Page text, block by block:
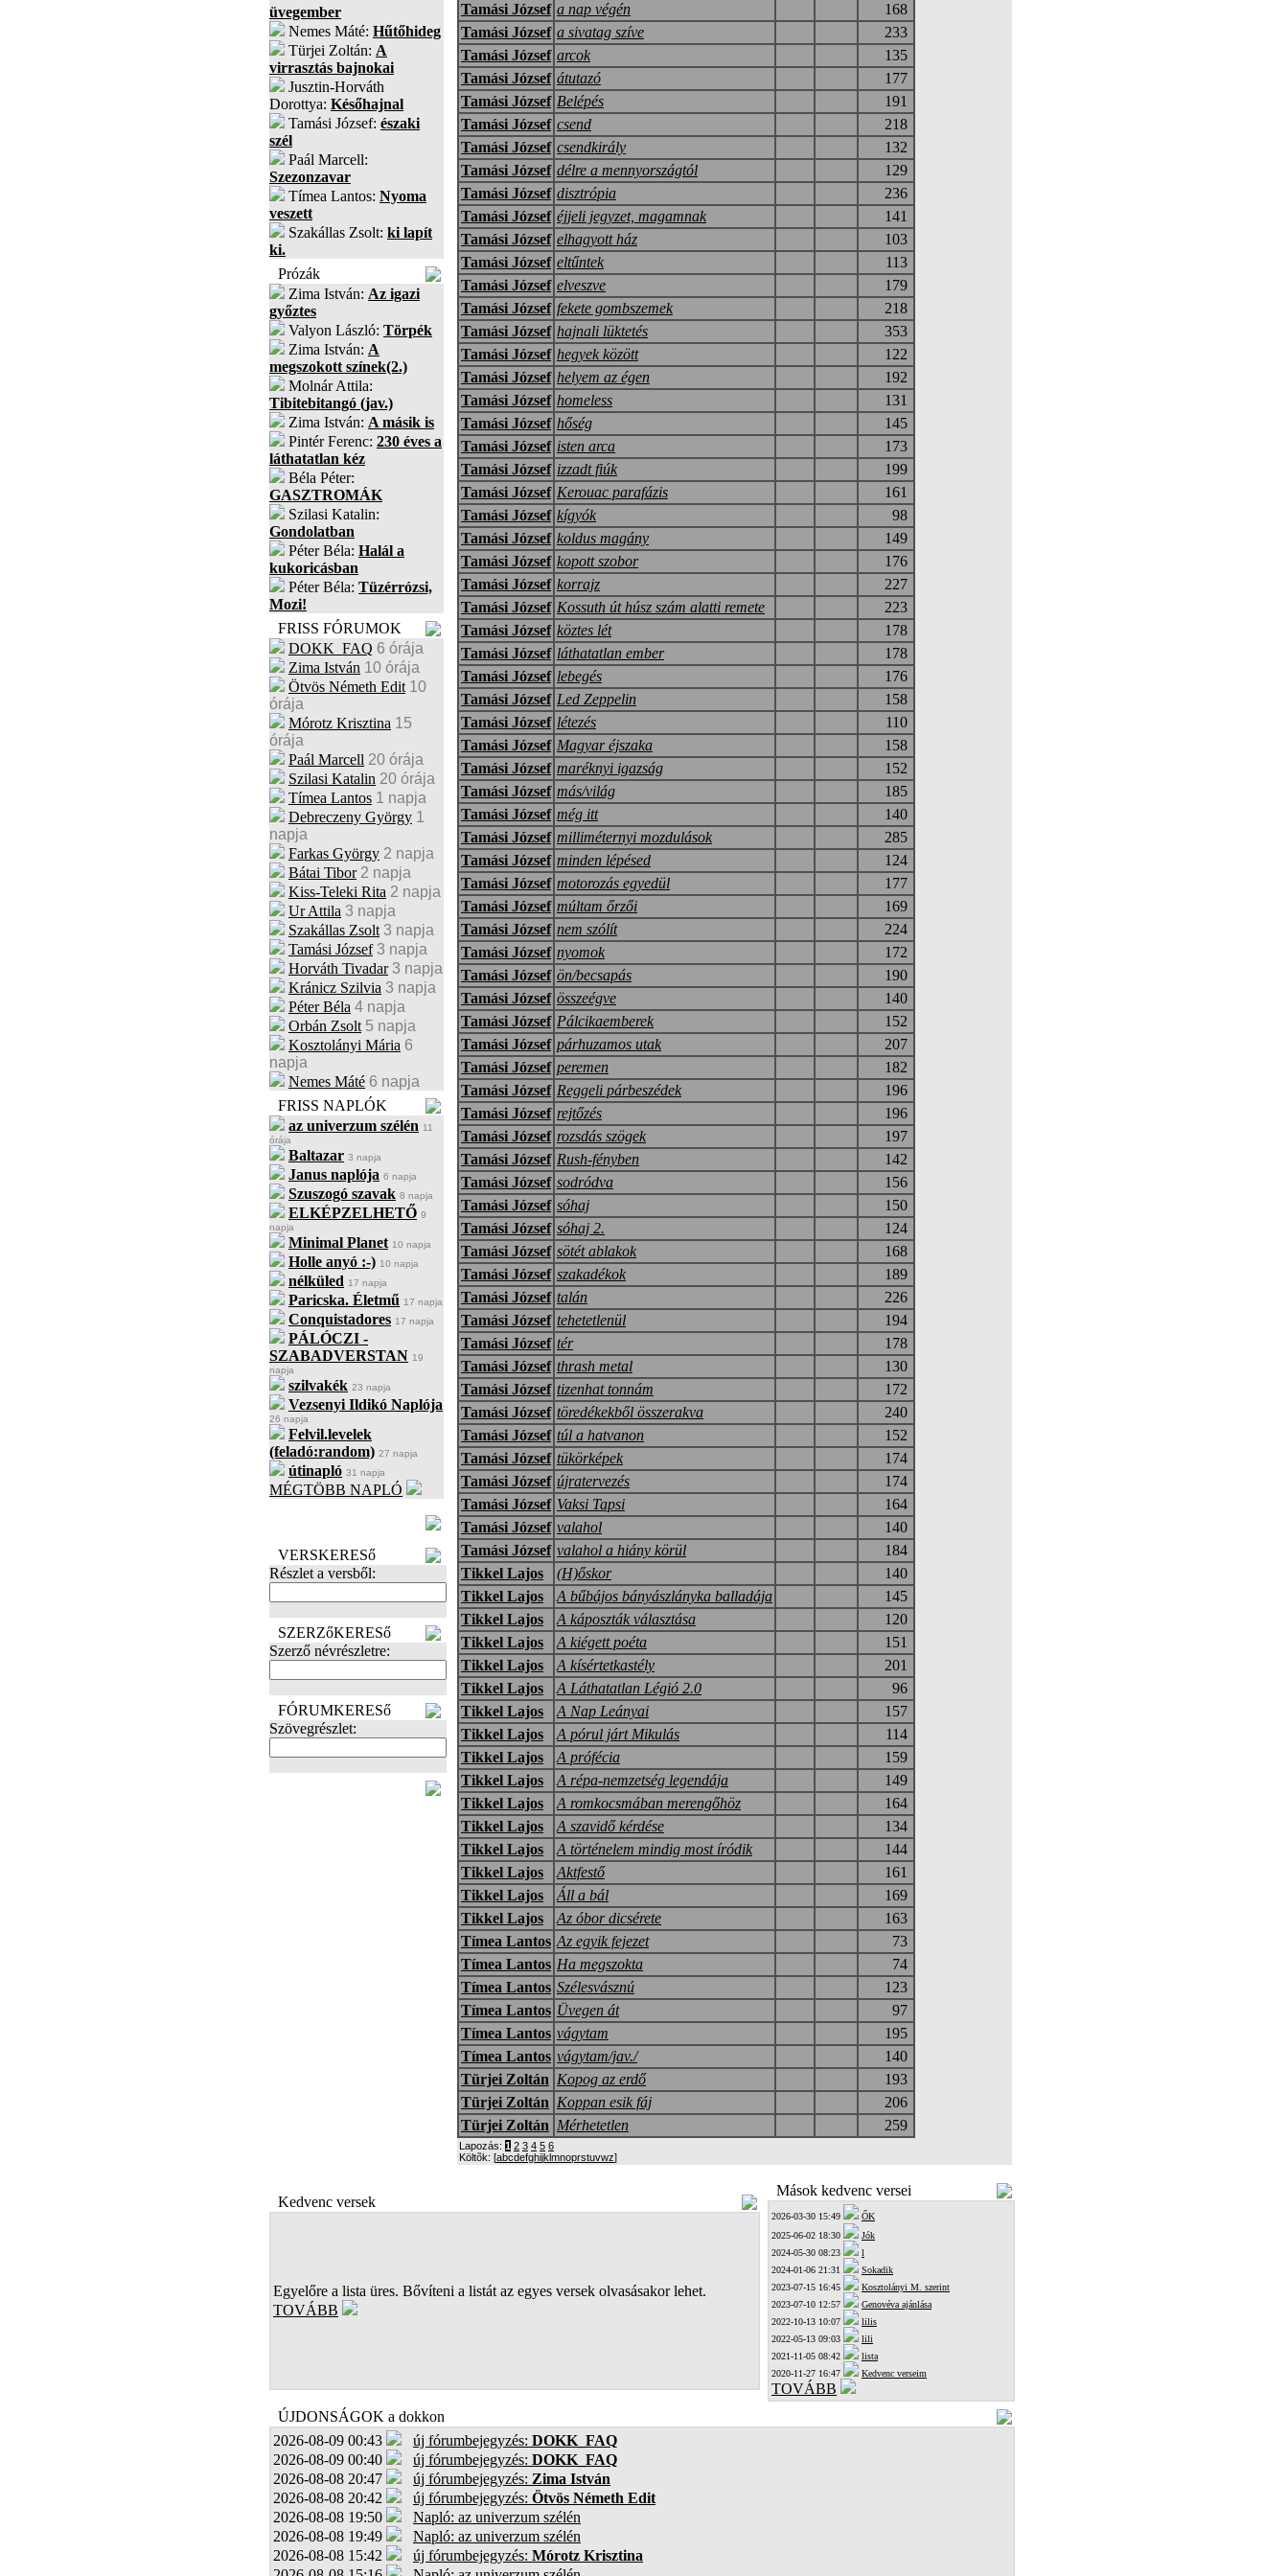
üvegember
Nemes Máté: Hűtőhideg
Türjei Zoltán: A
virrasztás bajnokai
Jusztin-Horváth
Dorottya: Későhajnal
Tamási József: északi
szél
Paál Marcell:
Szezonzavar
Tímea Lantos: Nyoma
veszett
Szakállas Zsolt: ki lapít
ki.
Prózák
Zima István: Az igazi
győztes
Valyon László: Törpék
Zima István: A
megszokott színek(2.)
Molnár Attila:
Tibitebitangó (jav.)
Zima István: A másik is
Pintér Ferenc: 230 éves a
láthatatlan kéz
Béla Péter:
GASZTROMÁK
Szilasi Katalin:
Gondolatban
Péter Béla: Halál a
kukoricásban
Péter Béla: Tüzérrózsi,
Mozi!
FRISS FÓRUMOK
DOKK_FAQ 6 órája
Zima István 10 órája
Ötvös Németh Edit 10
órája
Mórotz Krisztina 15
órája
Paál Marcell 20 órája
Szilasi Katalin 20 órája
Tímea Lantos 1 napja
Debreczeny György 1
napja
Farkas György 2 napja
Bátai Tibor 2 napja
Kiss-Teleki Rita 2 napja
Ur Attila 3 napja
Szakállas Zsolt 3 napja
Tamási József 3 napja
Horváth Tivadar 3 napja
Kránicz Szilvia 3 napja
Péter Béla 4 napja
Orbán Zsolt 5 napja
Kosztolányi Mária 6
napja
Nemes Máté 6 napja
FRISS NAPLÓK
az univerzum szélén 11
órája
Baltazar 3 napja
Janus naplója 6 napja
Szuszogó szavak 8 napja
ELKÉPZELHETŐ 9
napja
Minimal Planet 10 napja
Holle anyó :-) 10 napja
nélküled 17 napja
Paricska. Életmű 17 napja
Conquistadores 17 napja
PÁLÓCZI -
SZABADVERSTAN 19
napja
szilvakék 23 napja
Vezsenyi Ildikó Naplója
26 napja
Felvil.levelek
(feladó:random) 27 napja
útinapló 31 napja
MÉGTÖBB NAPLÓ
VERSKERESő
Részlet a versből:
SZERZőKERESő
Szerző névrészletre:
FÓRUMKERESő
Szövegrészlet:
Tamási József a nap végén
168
Tamási József a sivatag szíve
233
Tamási József arcok
135
Tamási József átutazó
177
Tamási József Belépés
191
Tamási József csend
218
Tamási József csendkirály
132
Tamási József délre a mennyországtól
129
Tamási József disztrópia
236
Tamási József éjjeli jegyzet, magamnak
141
Tamási József elhagyott ház
103
Tamási József eltűntek
113
Tamási József elveszve
179
Tamási József fekete gombszemek
218
Tamási József hajnali lüktetés
353
Tamási József hegyek között
122
Tamási József helyem az égen
192
Tamási József homeless
131
Tamási József hőség
145
Tamási József isten arca
173
Tamási József izzadt fiúk
199
Tamási József Kerouac parafázis
161
Tamási József kígyók
98
Tamási József koldus magány
149
Tamási József kopott szobor
176
Tamási József korrajz
227
Tamási József Kossuth út húsz szám alatti remete
223
Tamási József köztes lét
178
Tamási József láthatatlan ember
178
Tamási József lebegés
176
Tamási József Led Zeppelin
158
Tamási József létezés
110
Tamási József Magyar éjszaka
158
Tamási József maréknyi igazság
152
Tamási József más/világ
185
Tamási József még itt
140
Tamási József milliméternyi mozdulások
285
Tamási József minden lépésed
124
Tamási József motorozás egyedül
177
Tamási József múltam őrzői
169
Tamási József nem szólít
224
Tamási József nyomok
172
Tamási József ön/becsapás
190
Tamási József összeégve
140
Tamási József Pálcikaemberek
152
Tamási József párhuzamos utak
207
Tamási József peremen
182
Tamási József Reggeli párbeszédek
196
Tamási József rejtőzés
196
Tamási József rozsdás szögek
197
Tamási József Rush-fényben
142
Tamási József sodródva
156
Tamási József sóhaj
150
Tamási József sóhaj 2.
124
Tamási József sötét ablakok
168
Tamási József szakadékok
189
Tamási József talán
226
Tamási József tehetetlenül
194
Tamási József tér
178
Tamási József thrash metal
130
Tamási József tizenhat tonnám
172
Tamási József töredékekből összerakva
240
Tamási József túl a hatvanon
152
Tamási József tükörképek
174
Tamási József újratervezés
174
Tamási József Vaksi Tapsi
164
Tamási József valahol
140
Tamási József valahol a hiány körül
184
Tikkel Lajos
(H)őskor
140
Tikkel Lajos
A bűbájos bányászlányka balladája
145
Tikkel Lajos
A káposzták választása
120
Tikkel Lajos
A kiégett poéta
151
Tikkel Lajos
A kísértetkastély
201
Tikkel Lajos
A Láthatatlan Légió 2.0
96
Tikkel Lajos
A Nap Leányai
157
Tikkel Lajos
A pórul járt Mikulás
114
Tikkel Lajos
A prófécia
159
Tikkel Lajos
A répa-nemzetség legendája
149
Tikkel Lajos
A romkocsmában merengőhöz
164
Tikkel Lajos
A szavidő kérdése
134
Tikkel Lajos
A történelem mindig most íródik
144
Tikkel Lajos
Aktfestő
161
Tikkel Lajos
Áll a bál
169
Tikkel Lajos
Az óbor dicsérete
163
Tímea Lantos Az egyik fejezet
73
Tímea Lantos Ha megszokta
74
Tímea Lantos Szélesvásznú
123
Tímea Lantos Üvegen át
97
Tímea Lantos vágytam
195
Tímea Lantos vágytam/jav./
140
Türjei Zoltán Kopog az erdő
193
Türjei Zoltán Koppan esik fáj
206
Türjei Zoltán Mérhetetlen 259
Lapozás: 1 2 3 4 5 6
Költõk: [abcdefghijklmnoprstuvwz]
Kedvenc versek
Egyelőre a lista üres. Bővíteni a listát az egyes versek olvasásakor lehet.
TOVÁBB
Mások kedvenc versei
2026-03-30 15:49
ŐK
2025-06-02 18:30
Jók
2024-05-30 08:23
l
2024-01-06 21:31
Sokadik
2023-07-15 16:45
Kosztolányi M. szerint
2023-07-10 12:57
Genovéva ajánlása
2022-10-13 10:07
lilis
2022-05-13 09:03
lili
2021-11-05 08:42
lista
2020-11-27 16:47
Kedvenc verseim
TOVÁBB
ÚJDONSÁGOK a dokkon
2026-08-09 00:43
új fórumbejegyzés: DOKK_FAQ
2026-08-09 00:40
új fórumbejegyzés: DOKK_FAQ
2026-08-08 20:47
új fórumbejegyzés: Zima István
2026-08-08 20:42
új fórumbejegyzés: Ötvös Németh Edit
2026-08-08 19:50
Napló: az univerzum szélén
2026-08-08 19:49
Napló: az univerzum szélén
2026-08-08 15:42
új fórumbejegyzés: Mórotz Krisztina